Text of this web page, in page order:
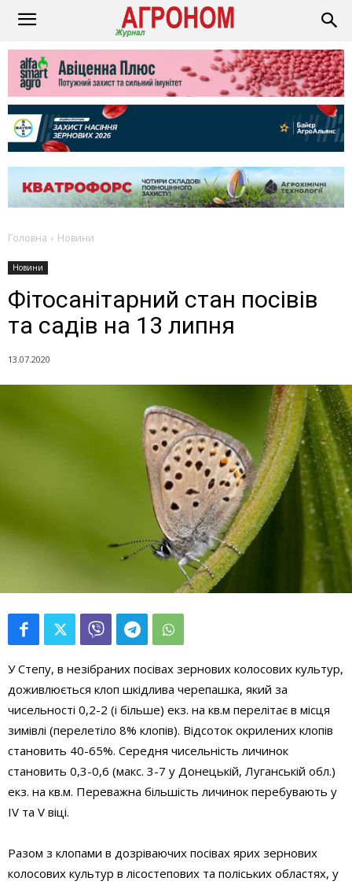
Головна Новини
Новини
Фітосанітарний стан посівів
та садів на 13 липня
13.07.2020
У Степу, в незібраних посівах зернових колосових культур,
доживлюється клоп шкідлива черепашка, який за
чисельності 0,2-2 (і більше) екз. на кв.м перелітає в місця
зимівлі (перелетіло 8% клопів). Відсоток окрилених клопів
становить 40-65%. Середня чисельність личинок
становить 0,3-0,6 (макс. 3-7 у Донецькій, Луганській обл.)
екз. на кв.м. Переважна більшість личинок перебувають у
ІV та V віці.
Разом з клопами в дозріваючих посівах ярих зернових
колосових культур в лісостепових та поліських областях, у